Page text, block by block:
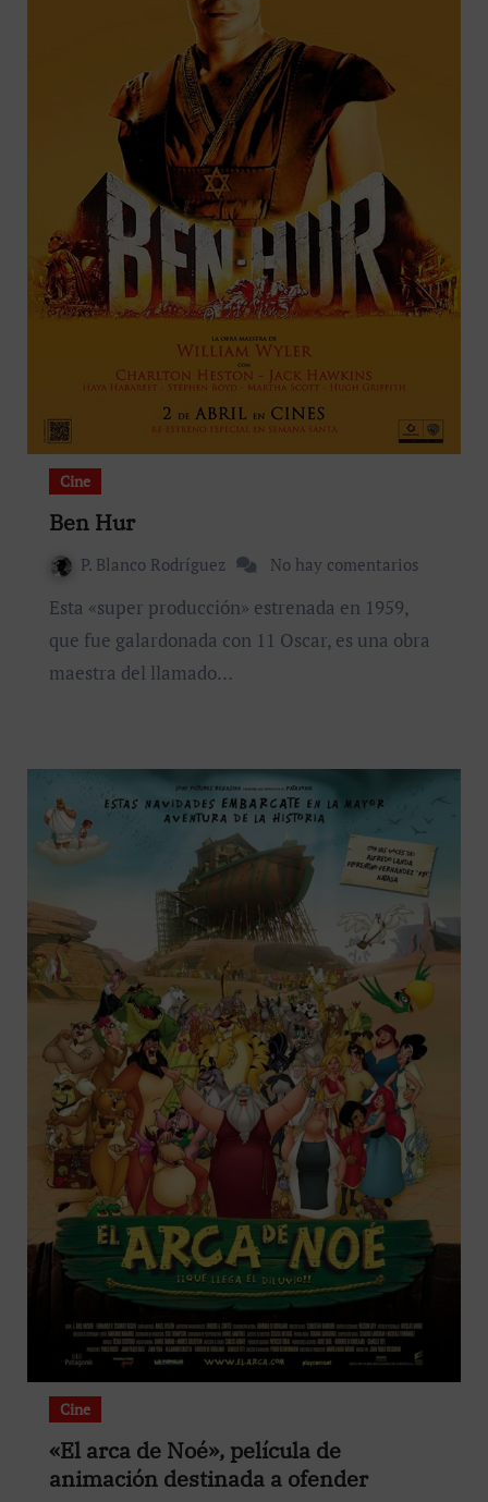
Cine
Ben Hur
P. Blanco Rodríguez No hay comentarios
Esta «super producción» estrenada en 1959,
que fue galardonada con 11 Oscar, es una obra
maestra del llamado…
Cine
«El arca de Noé», película de
animación destinada a ofender